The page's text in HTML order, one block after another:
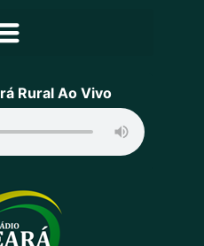
Rural Ao Vivo